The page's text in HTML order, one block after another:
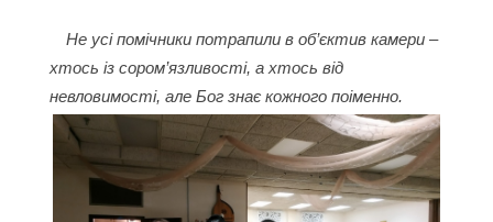
Не усі помічники потрапили в об’єктив камери –
хтось із сором’язливості, а хтось від
невловимості, але Бог знає кожного поіменно.